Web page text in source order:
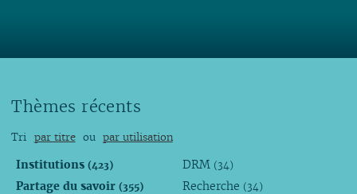
Thèmes récents
Tri par titre ou par utilisation
Institutions (423)
Partage du savoir (355)
DRM (34)
Recherche (34)